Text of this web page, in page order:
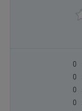
0
0
0
0